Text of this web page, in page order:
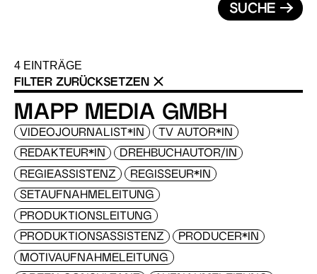
SUCHE
4 EINTRÄGE
FILTER ZURÜCKSETZEN
MAPP MEDIA GMBH
VIDEOJOURNALIST*IN
TV AUTOR*IN
REDAKTEUR*IN
DREHBUCHAUTOR/IN
REGIEASSISTENZ
REGISSEUR*IN
SETAUFNAHMELEITUNG
PRODUKTIONSLEITUNG
PRODUKTIONSASSISTENZ
PRODUCER*IN
MOTIVAUFNAHMELEITUNG